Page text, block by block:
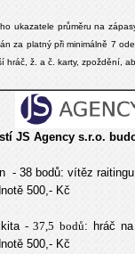
ukazatele průměru na
za platný při minimálně 7
hráč, ž. a č. karty, zpoždění,
JS Agency s.r.o.
- 38 bodů:vítěz
500,- Kč
- 37,5 bodů: hráč
500,- Kč